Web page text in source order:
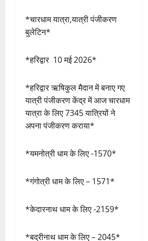
*चारधाम यात्रा,यात्री पंजीकरण
बुलेटिन*
*हरिद्वार 10 मई 2026*
*हरिद्वार ऋषिकुल मैदान में बनाए गए
यात्री पंजीकरण केंद्र में आज चारधाम
यात्रा के लिए 7345 यात्रियों ने
अपना पंजीकरण कराया*
*यमनोत्री धाम के लिए -1570*
*गंगोत्री धाम के लिए – 1571*
*केदारनाथ धाम के लिए -2159*
*बद्रीनाथ धाम के लिए – 2045*